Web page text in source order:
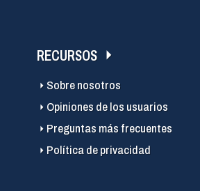
RECURSOS
Sobre nosotros
Opiniones de los usuarios
Preguntas más frecuentes
Política de privacidad